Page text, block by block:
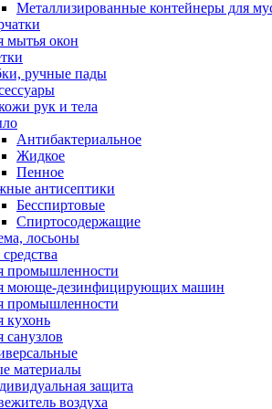
Металлизированные контейнеры для
мытья окон
ручные пады
рук и тела
Антибактериальное
Жидкое
Пенное
антисептики
Бесспиртовые
Cпиртосодержащие
лосьоны
промышленности
моюще-дезинфицирующих машин
промышленности
кухонь
санузлов
материалы
защита
воздуха